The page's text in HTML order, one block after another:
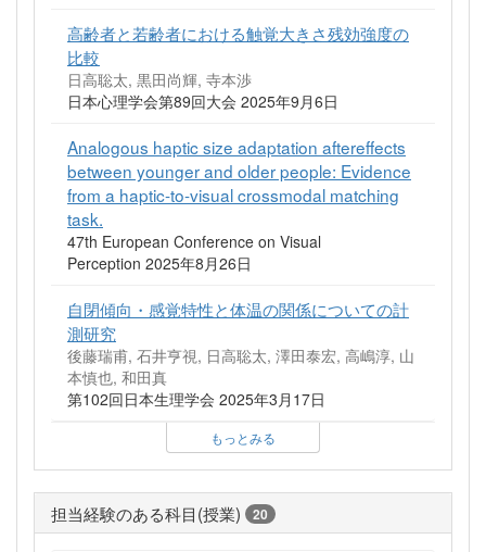
高齢者と若齢者における触覚大きさ残効強度の
比較
日高聡太, 黒田尚輝, 寺本渉
日本心理学会第89回大会 2025年9月6日
Analogous haptic size adaptation aftereffects
between younger and older people: Evidence
from a haptic-to-visual crossmodal matching
task.
47th European Conference on Visual
Perception 2025年8月26日
自閉傾向・感覚特性と体温の関係についての計
測研究
後藤瑞甫, 石井亨視, 日高聡太, 澤田泰宏, 高嶋淳, 山
本慎也, 和田真
第102回日本生理学会 2025年3月17日
もっとみる
担当経験のある科目(授業) 20